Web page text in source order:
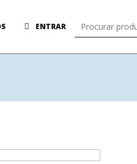
ENTRAR